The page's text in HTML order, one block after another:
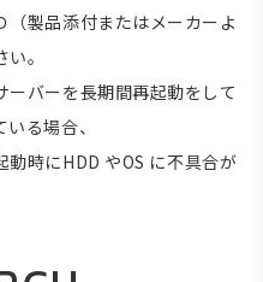
製品添付またはメーカーよ
。
バーを長期間再起動をして
る場合、
時にHDD やOS に不具合が